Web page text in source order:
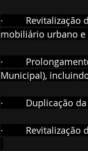
·
mobiliário urbano e
·
Municipal),
·
·